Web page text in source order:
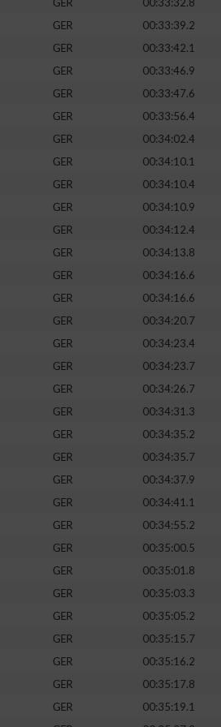
GER
00:33:39.2
GER
00:33:42.1
GER
00:33:46.9
GER
00:33:47.6
GER
00:33:56.4
GER
00:34:02.4
GER 00:34:10.1
GER
00:34:10.4
GER
00:34:10.9
GER
00:34:12.4
GER
00:34:13.8
GER
00:34:16.6
GER
00:34:16.6
GER
00:34:20.7
GER
00:34:23.4
GER 00:34:23.7
GER
00:34:26.7
GER
00:34:31.3
GER
00:34:35.2
GER 00:34:35.7
GER
00:34:37.9
GER
00:34:41.1
GER
00:34:55.2
GER
00:35:00.5
GER
00:35:01.8
GER
00:35:03.3
GER
00:35:05.2
GER
00:35:15.7
GER
00:35:16.2
GER
00:35:17.8
GER
00:35:19.1
Daten aus